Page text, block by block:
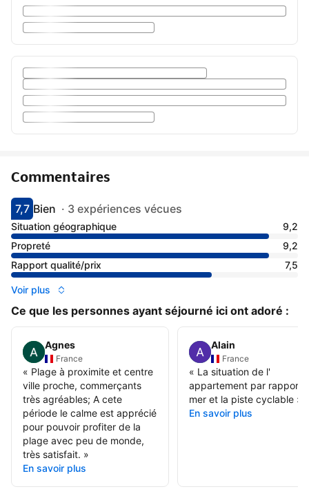
Commentaires
Avec une note de 7.7
7,7
bien Bien · 3 expériences vécues
Situation géographique
9,2
Propreté
9,2
Rapport qualité/prix
7,5
Voir plus
Ce que les personnes ayant séjourné ici ont adoré :
Agnes
France
« Plage à proximite et centre
ville proche, commerçants
très agréables; A cete
période le calme est apprécié
pour pouvoir profiter de la
plage avec peu de monde,
très satisfait. »
En savoir plus
Alain
France
« La situation de l'
appartement par rapport
mer et la piste cyclable»
En savoir plus